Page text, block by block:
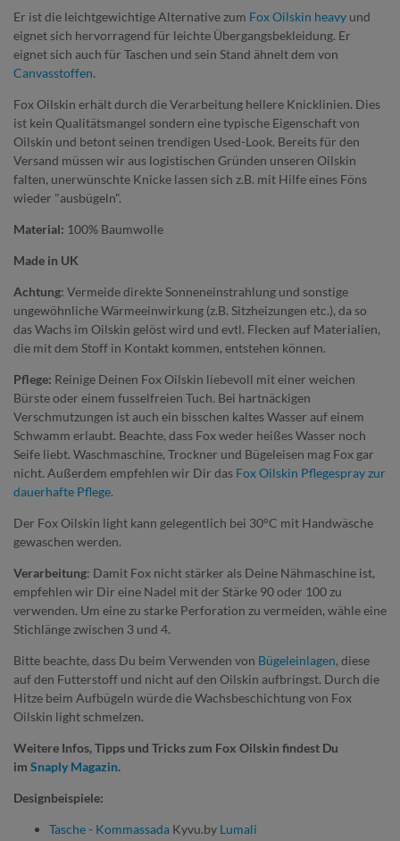
Er ist die leichtgewichtige Alternative zum Fox Oilskin heavy und
eignet sich hervorragend für leichte Übergangsbekleidung. Er
eignet sich auch für Taschen und sein Stand ähnelt dem von
Canvasstoffen.
Fox Oilskin erhält durch die Verarbeitung hellere Knicklinien. Dies
ist kein Qualitätsmangel sondern eine typische Eigenschaft von
Oilskin und betont seinen trendigen Used-Look. Bereits für den
Versand müssen wir aus logistischen Gründen unseren Oilskin
falten, unerwünschte Knicke lassen sich z.B. mit Hilfe eines Föns
wieder "ausbügeln".
Material: 100% Baumwolle
Made in UK
Achtung: Vermeide direkte Sonneneinstrahlung und sonstige
ungewöhnliche Wärmeeinwirkung (z.B. Sitzheizungen etc.), da so
das Wachs im Oilskin gelöst wird und evtl. Flecken auf Materialien,
die mit dem Stoff in Kontakt kommen, entstehen können.
Pflege: Reinige Deinen Fox Oilskin liebevoll mit einer weichen
Bürste oder einem fusselfreien Tuch. Bei hartnäckigen
Verschmutzungen ist auch ein bisschen kaltes Wasser auf einem
Schwamm erlaubt. Beachte, dass Fox weder heißes Wasser noch
Seife liebt. Waschmaschine, Trockner und Bügeleisen mag Fox gar
nicht. Außerdem empfehlen wir Dir das Fox Oilskin Pflegespray zur
dauerhafte Pflege.
Der Fox Oilskin light kann gelegentlich bei 30°C mit Handwäsche
gewaschen werden.
Verarbeitung: Damit Fox nicht stärker als Deine Nähmaschine ist,
empfehlen wir Dir eine Nadel mit der Stärke 90 oder 100 zu
verwenden. Um eine zu starke Perforation zu vermeiden, wähle eine
Stichlänge zwischen 3 und 4.
Bitte beachte, dass Du beim Verwenden von Bügeleinlagen, diese
auf den Futterstoff und nicht auf den Oilskin aufbringst. Durch die
Hitze beim Aufbügeln würde die Wachsbeschichtung von Fox
Oilskin light schmelzen.
Weitere Infos, Tipps und Tricks zum Fox Oilskin findest Du
im Snaply Magazin.
Designbeispiele:
Tasche - Kommassada Kyvu.by Lumali